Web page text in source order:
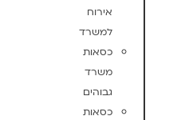
אירוח
למשרד
כסאות
משרד
גבוהים
כסאות